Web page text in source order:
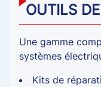
OUTILS
Une gamme
systèmes
Kits de